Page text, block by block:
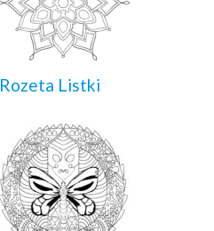
Rozeta Listki